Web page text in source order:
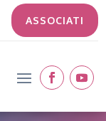
ASSOCIATI